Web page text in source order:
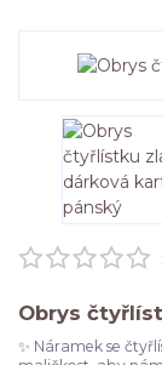
Obrys
✨ Náramek se